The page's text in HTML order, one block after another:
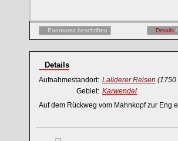
Panorama beschriften Details
Details
Aufnahmestandort: Laliderer Reisen (1750
Gebiet: Karwendel
Auf dem Rückweg vom Mahnkopf zur Eng